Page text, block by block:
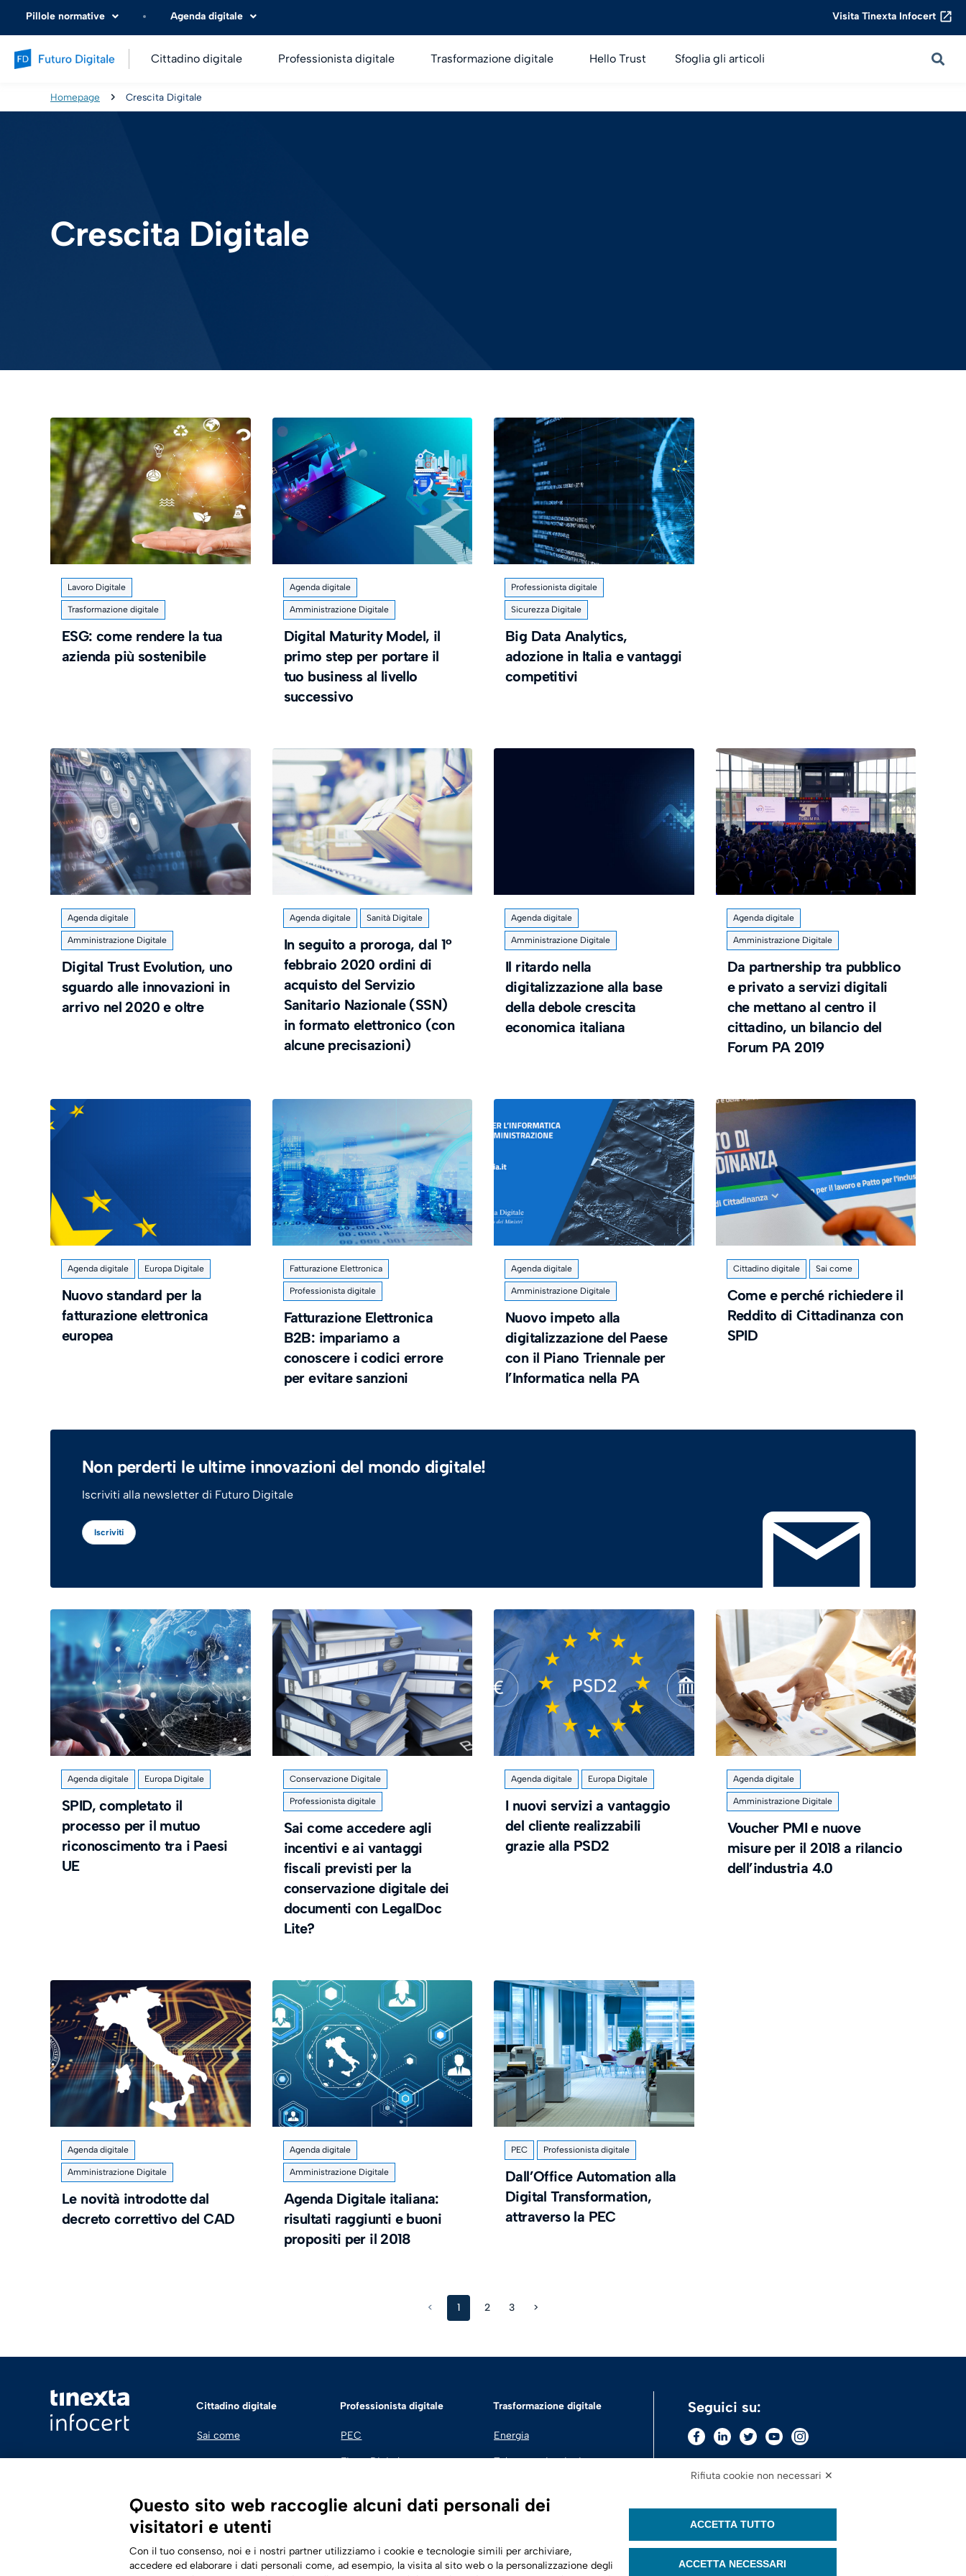
Pillole normative Agenda digitale Visita Tinexta Infocert
Cittadino digitale Professionista digitale Trasformazione digitale Hello Trust Sfoglia gli articoli
Homepage Crescita Digitale
Crescita Digitale
Lavoro Digitale
Trasformazione digitale
ESG: come rendere la tua
azienda più sostenibile
Agenda digitale
Amministrazione Digitale
Digital Maturity Model, il
primo step per portare il
tuo business al livello
successivo
Professionista digitale
Sicurezza Digitale
Big Data Analytics,
adozione in Italia e vantaggi
competitivi
Agenda digitale
Amministrazione Digitale
Digital Trust Evolution, uno
sguardo alle innovazioni in
arrivo nel 2020 e oltre
Agenda digitale Sanità Digitale
In seguito a proroga, dal 1°
febbraio 2020 ordini di
acquisto del Servizio
Sanitario Nazionale (SSN)
in formato elettronico (con
alcune precisazioni)
Agenda digitale
Amministrazione Digitale
Il ritardo nella
digitalizzazione alla base
della debole crescita
economica italiana
Agenda digitale
Amministrazione Digitale
Da partnership tra pubblico
e privato a servizi digitali
che mettano al centro il
cittadino, un bilancio del
Forum PA 2019
Agenda digitale Europa Digitale
Nuovo standard per la
fatturazione elettronica
europea
Fatturazione Elettronica
Professionista digitale
Fatturazione Elettronica
B2B: impariamo a
conoscere i codici errore
per evitare sanzioni
Agenda digitale
Amministrazione Digitale
Nuovo impeto alla
digitalizzazione del Paese
con il Piano Triennale per
l’Informatica nella PA
Cittadino digitale Sai come
Come e perché richiedere il
Reddito di Cittadinanza con
SPID
Non perderti le ultime innovazioni del mondo digitale!
Iscriviti alla newsletter di Futuro Digitale
Iscriviti
Agenda digitale Europa Digitale
SPID, completato il
processo per il mutuo
riconoscimento tra i Paesi
UE
Conservazione Digitale
Professionista digitale
Sai come accedere agli
incentivi e ai vantaggi
fiscali previsti per la
conservazione digitale dei
documenti con LegalDoc
Lite?
Agenda digitale Europa Digitale
I nuovi servizi a vantaggio
del cliente realizzabili
grazie alla PSD2
Agenda digitale
Amministrazione Digitale
Voucher PMI e nuove
misure per il 2018 a rilancio
dell’industria 4.0
Agenda digitale
Amministrazione Digitale
Le novità introdotte dal
decreto correttivo del CAD
Agenda digitale
Amministrazione Digitale
Agenda Digitale italiana:
risultati raggiunti e buoni
propositi per il 2018
PEC Professionista digitale
Dall’Office Automation alla
Digital Transformation,
attraverso la PEC
< 1 2 3 >
Cittadino digitale
Sai come
Professionista digitale
PEC
Firma Digitale
SPID | Identità Digitale
Cloud
Trasformazione digitale
Energia
Telecomunicazioni
Seguici su:
Rifiuta cookie non necessari ✕
Questo sito web raccoglie alcuni dati personali dei
visitatori e utenti
Con il tuo consenso, noi e i nostri partner utilizziamo i cookie e tecnologie simili per archiviare,
accedere ed elaborare i dati personali come, ad esempio, la visita al sito web o la personalizzazione degli
ACCETTA TUTTO
ACCETTA NECESSARI